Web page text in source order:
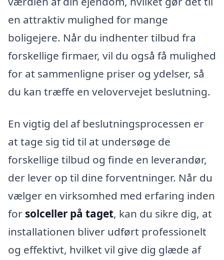
en attraktiv mulighed for mange
boligejere. Når du indhenter tilbud fra
forskellige firmaer, vil du også få mulighed
for at sammenligne priser og ydelser, så
du kan træffe en velovervejet beslutning.
En vigtig del af beslutningsprocessen er
at tage sig tid til at undersøge de
forskellige tilbud og finde en leverandør,
der lever op til dine forventninger. Når du
vælger en virksomhed med erfaring inden
for solceller på taget, kan du sikre dig, at
installationen bliver udført professionelt
og effektivt, hvilket vil give dig glæde af